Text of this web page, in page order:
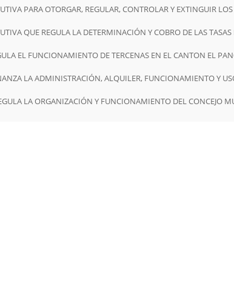
PARA OTORGAR, REGULAR, CONTROLAR Y EXTINGUIR
QUE REGULA LA DETERMINACIÓN Y COBRO DE LAS
EL FUNCIONAMIENTO DE TERCENAS EN EL CANTON EL
LA ADMINISTRACIÓN, ALQUILER, FUNCIONAMIENTO Y USO DEL
LA ORGANIZACIÓN Y FUNCIONAMIENTO DEL CONCEJO